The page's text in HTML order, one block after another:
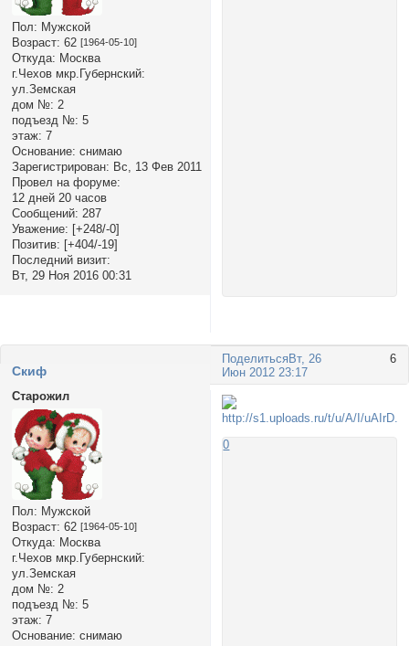
Пол: Мужской
Возраст: 62 [1964-05-10]
Откуда: Москва
г.Чехов мкр.Губернский:
ул.Земская
дом №: 2
подъезд №: 5
этаж: 7
Основание: снимаю
Зарегистрирован: Вс, 13 Фев 2011
Провел на форуме:
12 дней 20 часов
Сообщений: 287
Уважение: [+248/-0]
Позитив: [+404/-19]
Последний визит:
Вт, 29 Ноя 2016 00:31
Поделиться 6
Вт, 26
Июн 2012 23:17
Cкиф
Старожил
Пол: Мужской
Возраст: 62 [1964-05-10]
Откуда: Москва
г.Чехов мкр.Губернский:
ул.Земская
дом №: 2
подъезд №: 5
этаж: 7
Основание: снимаю
0